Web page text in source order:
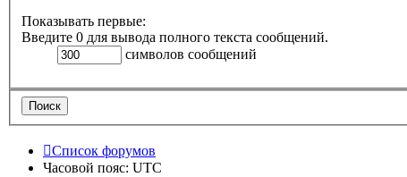
Показывать первые:
Введите 0 для вывода полного текста сообщений.
символов сообщений
Список форумов
Часовой пояс: UTC